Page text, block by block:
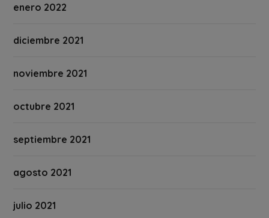
enero 2022
diciembre 2021
noviembre 2021
octubre 2021
septiembre 2021
agosto 2021
julio 2021